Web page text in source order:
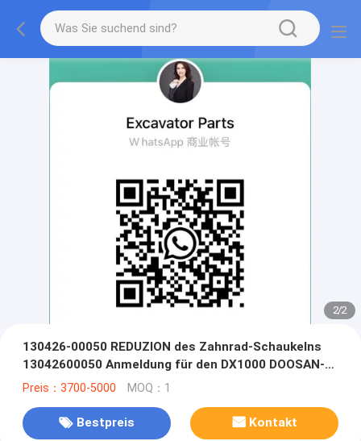
2/2
130426-00050 REDUZION des Zahnrad-Schaukelns
13042600050 Anmeldung für den DX1000 DOOSAN-
Exkavator
Preis：3700-5000 MOQ：1
Bestpreis Kontakt